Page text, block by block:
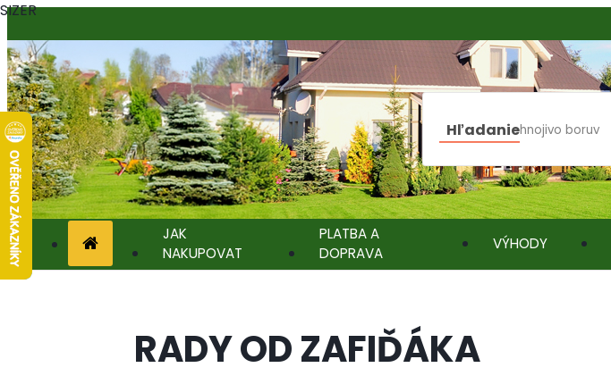
JAK
NAKUPOVAT
PLATBA A
DOPRAVA
VÝHODY
Hľadanie
RADY OD ZAFIĎÁKA
SIZER